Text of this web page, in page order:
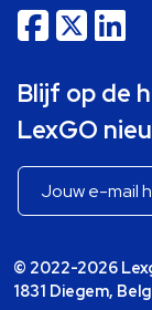
Blijf op de
LexGO
© 2022-2026
1831 Diegem,